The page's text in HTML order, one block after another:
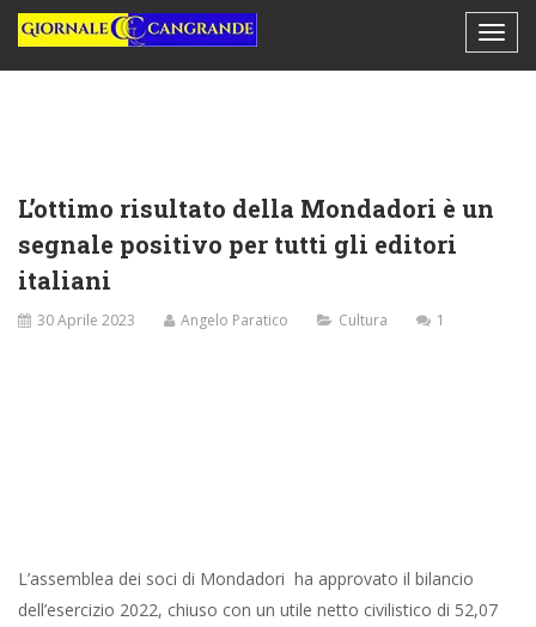
L’ottimo risultato della Mondadori è un
segnale positivo per tutti gli editori
italiani
30 Aprile 2023 Angelo Paratico Cultura 1
L’assemblea dei soci di Mondadori ha approvato il bilancio
dell’esercizio 2022, chiuso con un utile netto civilistico di 52,07